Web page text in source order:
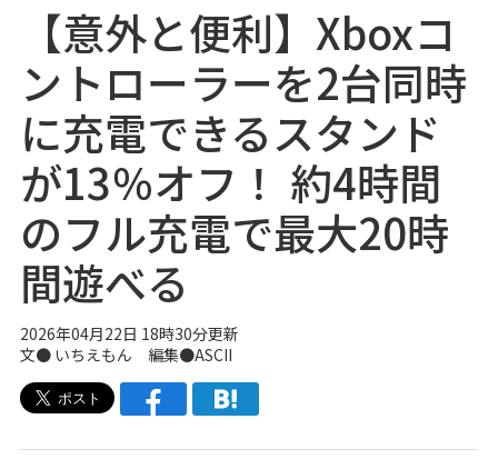
【意外と便利】Xboxコ
ントローラーを2台同時
に充電できるスタンド
が13％オフ！ 約4時間
のフル充電で最大20時
間遊べる
2026年04月22日 18時30分更新
文● いちえもん 編集●ASCII